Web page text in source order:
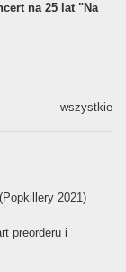
na 25 lat "Na
wszystkie
2021)
preorderu i